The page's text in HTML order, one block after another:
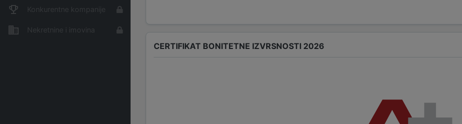
Konkurentne kompanije
Nekretnine i imovina
CERTIFIKAT BONITETNE IZVRSNOSTI 2026